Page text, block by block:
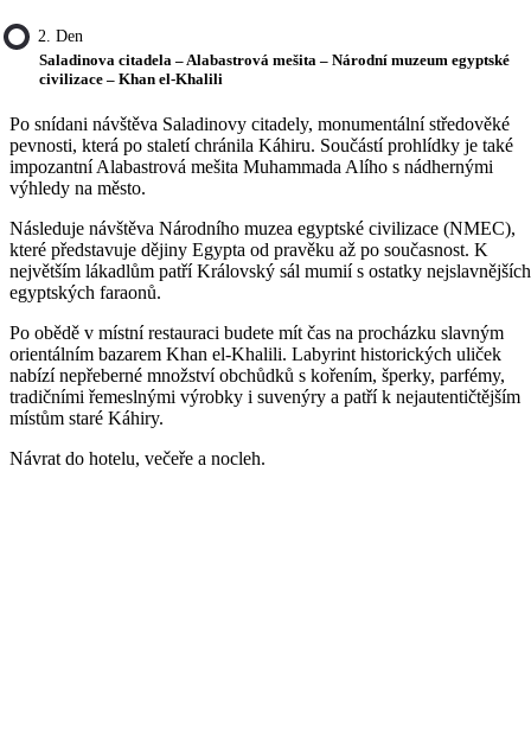
2. Den
Saladinova citadela – Alabastrová mešita – Národní muzeum egyptské
civilizace – Khan el-Khalili
Po snídani návštěva Saladinovy citadely, monumentální středověké
pevnosti, která po staletí chránila Káhiru. Součástí prohlídky je také
impozantní Alabastrová mešita Muhammada Alího s nádhernými
výhledy na město.
Následuje návštěva Národního muzea egyptské civilizace (NMEC),
které představuje dějiny Egypta od pravěku až po současnost. K
největším lákadlům patří Královský sál mumií s ostatky nejslavnějších
egyptských faraonů.
Po obědě v místní restauraci budete mít čas na procházku slavným
orientálním bazarem Khan el-Khalili. Labyrint historických uliček
nabízí nepřeberné množství obchůdků s kořením, šperky, parfémy,
tradičními řemeslnými výrobky i suvenýry a patří k nejautentičtějším
místům staré Káhiry.
Návrat do hotelu, večeře a nocleh.